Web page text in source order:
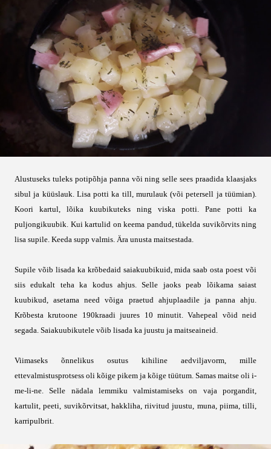
Alustuseks tuleks potipõhja panna või ning selle sees praadida klaasjaks
sibul ja küüslauk. Lisa potti ka till, murulauk (või petersell ja tüümian).
Koori kartul, lõika kuubikuteks ning viska potti. Pane potti ka
puljongikuubik. Kui kartulid on keema pandud, tükelda suvikõrvits ning
lisa supile. Keeda supp valmis. Ära unusta maitsestada.
Supile võib lisada ka krõbedaid saiakuubikuid, mida saab osta poest või
siis edukalt teha ka kodus ahjus. Selle jaoks peab lõikama saiast
kuubikud, asetama need võiga praetud ahjuplaadile ja panna ahju.
Krõbesta krutoone 190kraadi juures 10 minutit. Vahepeal võid neid
segada. Saiakuubikutele võib lisada ka juustu ja maitseaineid.
Viimaseks õnnelikus osutus kihiline aedviljavorm, mille
ettevalmistusprotsess oli kõige pikem ja kõige tüütum. Samas maitse oli i-
me-li-ne. Selle nädala lemmiku valmistamiseks on vaja porgandit,
kartulit, peeti, suvikõrvitsat, hakkliha, riivitud juustu, muna, piima, tilli,
karripulbrit.